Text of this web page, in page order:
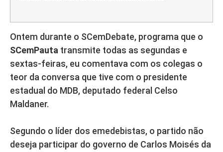
Ontem durante o SCemDebate, programa que o
SCemPauta transmite todas as segundas e
sextas-feiras, eu comentava com os colegas o
teor da conversa que tive com o presidente
estadual do MDB, deputado federal Celso
Maldaner.
Segundo o líder dos emedebistas, o partido não
deseja participar do governo de Carlos Moisés da